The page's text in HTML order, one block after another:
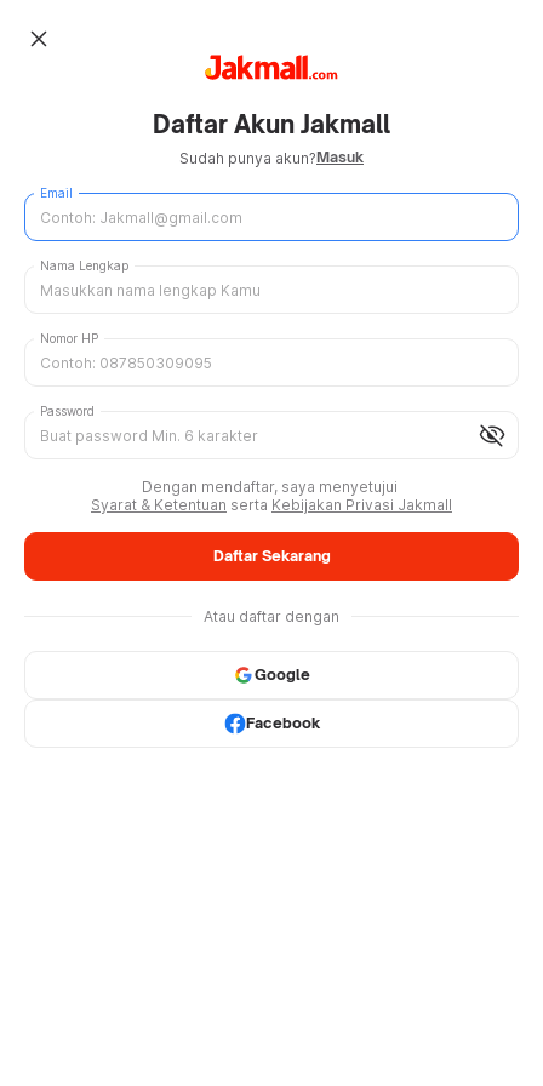
close
Daftar Akun Jakmall
Sudah punya akun?Masuk
Email
Nama Lengkap
Nomor HP
visibility_off
Password
Dengan mendaftar, saya menyetujui
Syarat & Ketentuan serta Kebijakan Privasi Jakmall
Daftar Sekarang
Atau daftar dengan
Google
Facebook